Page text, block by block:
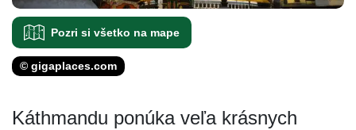
Pozri si všetko na mape
© gigaplaces.com
Káthmandu ponúka veľa krásnych